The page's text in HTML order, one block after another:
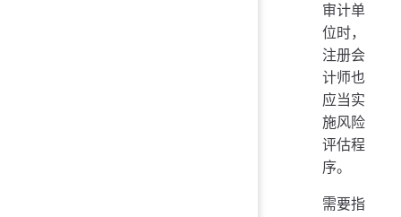
审计单
位时，
注册会
计师也
应当实
施风险
评估程
序。
需要指